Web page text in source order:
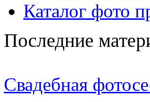
Каталог фото
Последние
Свадебная